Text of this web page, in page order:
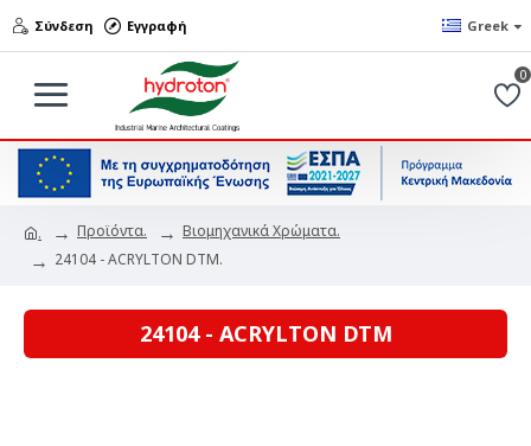
Σύνδεση Εγγραφή Greek
0
. Προϊόντα.
Βιομηχανικά Χρώματα.
24104 - ACRYLTON DTM.
24104 - ACRYLTON DTM